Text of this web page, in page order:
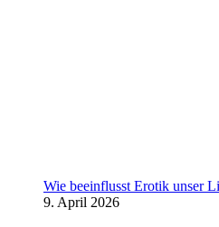
Wie beeinflusst Erotik unser
9. April 2026